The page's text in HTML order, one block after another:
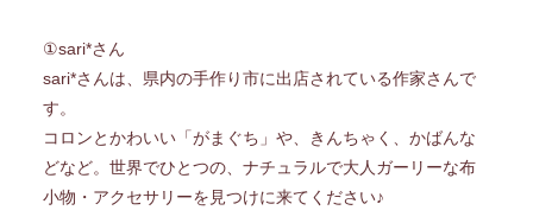
①sari*さん
sari*さんは、県内の手作り市に出店されている作家さんで
す。
コロンとかわいい「がまぐち」や、きんちゃく、かばんな
どなど。世界でひとつの、ナチュラルで大人ガーリーな布
小物・アクセサリーを見つけに来てください♪